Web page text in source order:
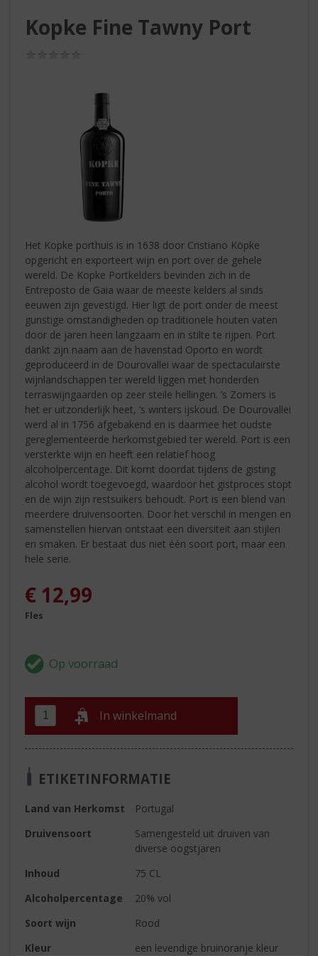
Kopke Fine Tawny Port
Het Kopke porthuis is in 1638 door Cristiano Köpke
opgericht en exporteert wijn en port over de gehele
wereld. De Kopke Portkelders bevinden zich in de
Entreposto de Gaia waar de meeste kelders al sinds
eeuwen zijn gevestigd. Hier ligt de port onder de meest
gunstige omstandigheden op traditionele houten vaten
door de jaren heen langzaam en in stilte te rijpen. Port
dankt zijn naam aan de havenstad Oporto en wordt
geproduceerd in de Dourovallei waar de spectaculairste
wijnlandschappen ter wereld liggen met honderden
terraswijngaarden op zeer steile hellingen. ’s Zomers is
het er uitzonderlijk heet, ’s winters ijskoud. De Dourovallei
werd al in 1756 afgebakend en is daarmee het oudste
gereglementeerde herkomstgebied ter wereld. Port is een
versterkte wijn en heeft een relatief hoog
alcoholpercentage. Dit komt doordat tijdens de gisting
alcohol wordt toegevoegd, waardoor het gistproces stopt
en de wijn zijn restsuikers behoudt. Port is een blend van
meerdere druivensoorten. Door het verschil in mengen en
samenstellen hiervan ontstaat een diversiteit aan stijlen
en smaken. Er bestaat dus niet één soort port, maar een
hele serie.
€ 12,99
Fles
In winkelmand
ETIKETINFORMATIE
Land van Herkomst
Portugal
Druivensoort
Samengesteld uit druiven van
diverse oogstjaren
Inhoud
75 CL
Alcoholpercentage
20% vol
Soort wijn
Rood
Kleur
een levendige bruinoranje kleur